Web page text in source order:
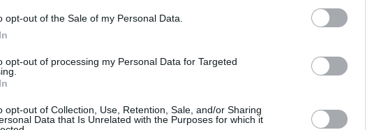
opt-out of the Sale of my Personal Data.
opt-out of processing my Personal Data for Targeted
opt-out of Collection, Use, Retention, Sale, and/or Sharing
Data that Is Unrelated with the Purposes for which it
προς
Καλαβρύτων:
να